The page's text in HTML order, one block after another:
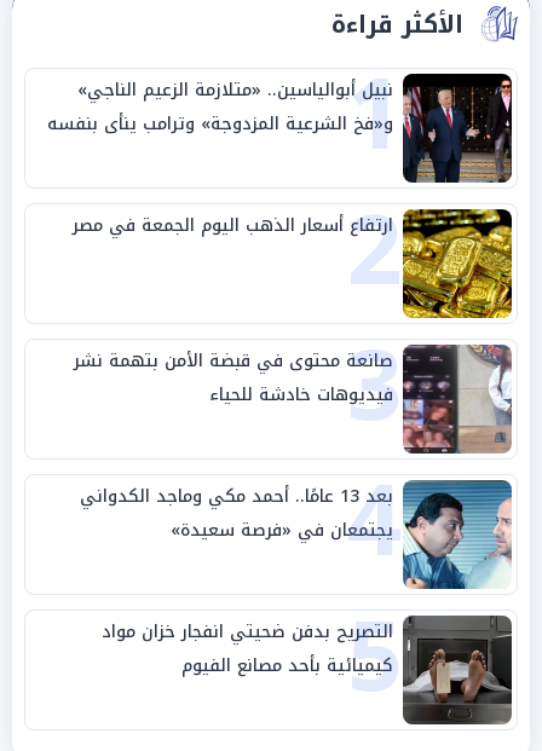
الأكثر قراءة
1
نبيل أبوالياسين.. «متلازمة الزعيم الناجي»
و«فخ الشرعية المزدوجة» وترامب ينأى بنفسه
وحليفه في «ميتم استراتيجي»
2
ارتفاع أسعار الذهب اليوم الجمعة في مصر
3
صانعة محتوى في قبضة الأمن بتهمة نشر
فيديوهات خادشة للحياء
4 بعد 13 عامًا.. أحمد مكي وماجد الكدواني
يجتمعان في «فرصة سعيدة»
5
التصريح بدفن ضحيتي انفجار خزان مواد
كيميائية بأحد مصانع الفيوم